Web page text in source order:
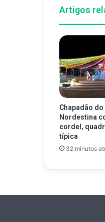
Artigos
Chapadão do
Nordestina
cordel,
típica
32 minutos